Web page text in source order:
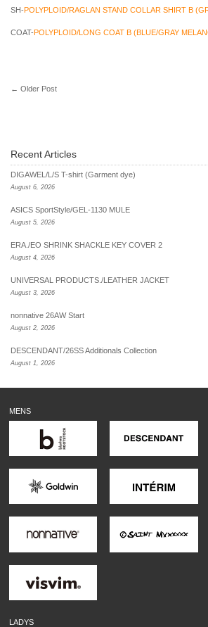
SH-POLYPLOID/RAGLAN STAND COLLAR SHIRT B
COAT-POLYPLOID/LONG COAT B (BLUE/GRAY
← Older Post
Recent Articles
DIGAWEL/L/S T-shirt (Garment dye)
August 6, 2026
ASICS SportStyle/GEL-1130 MULE
August 5, 2026
ERA./EO SHRINK SHACKLE KEY COVER 2
August 4, 2026
UNIVERSAL PRODUCTS./LEATHER JACKET
August 3, 2026
nonnative 26AW Start
August 2, 2026
DESCENDANT/26SS Additionals Collection
August 1, 2026
MENS
LADYS